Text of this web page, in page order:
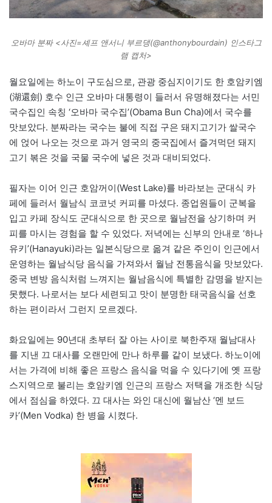
오바마 분짜 <사진=셰프 앤서니 부르댕(@anthonybourdain) 인스타그
램 캡처>
월요일에는 하노이 구도심으로, 관광 중심지이기도 한 호암키엠
(湖還劍) 호수 인근 오바마 대통령이 들러서 유명해졌다는 서민
국수집인 속칭 ‘오바마 국수집’(Obama Bun Cha)에서 국수를
맛보았다. 분짜라는 국수는 불에 직접 구은 돼지고기가 쌀국수
에 얹어 나오는 것으로 과거 영국의 중국집에서 즐겨먹던 돼지
고기 볶은 것을 국물 국수에 넣은 것과 대비되었다.
필자는 이어 인근 호암꺼이(West Lake)를 바라보는 군대식 카
페에 들러서 월남식 코코넛 커피를 마셨다. 종업원들이 군복을
입고 카페 장식도 군대식으로 한 곳으로 월남전을 상기하며 커
피를 마시는 경험을 할 수 있었다. 저녁에는 신부의 안내로 ‘하나
유키’(Hanayuki)라는 일본식당으로 옮겨 같은 주인이 인근에서
운영하는 월남식당 음식을 가져와서 월남 전통음식을 맛보았다.
중국 변방 음식처럼 느껴지는 월남음식에 특별한 감명을 받지는
못했다. 나로서는 보다 세련되고 맛이 분명한 태국음식을 선호
하는 편이라서 그런지 모르겠다.
화요일에는 90년대 초부터 잘 아는 사이로 북한주재 월남대사
를 지낸 끄 대사를 오랜만에 만나 하루를 같이 보냈다. 하노이에
서는 가격에 비해 좋은 프랑스 음식을 먹을 수 있다기에 옛 프랑
스지역으로 불리는 호암키엠 인근의 프랑스 저택을 개조한 식당
에서 점심을 하였다. 끄 대사는 와인 대신에 월남산 ‘멘 보드
카’(Men Vodka) 한 병을 시켰다.